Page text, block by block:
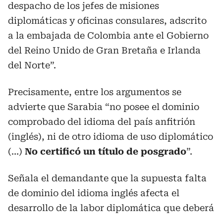
despacho de los jefes de misiones
diplomáticas y oficinas consulares, adscrito
a la embajada de Colombia ante el Gobierno
del Reino Unido de Gran Bretaña e Irlanda
del Norte”.
Precisamente, entre los argumentos se
advierte que Sarabia “no posee el dominio
comprobado del idioma del país anfitrión
(inglés), ni de otro idioma de uso diplomático
(…) No certificó un título de posgrado”.
Señala el demandante que la supuesta falta
de dominio del idioma inglés afecta el
desarrollo de la labor diplomática que deberá